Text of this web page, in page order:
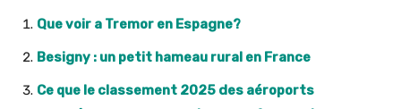
Que voir a Tremor en Espagne?
Besigny : un petit hameau rural en France
Ce que le classement 2025 des aéroports